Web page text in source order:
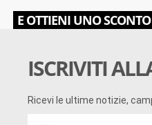
E OTTIENI UNO SCONTO
ISCRIVITI
Ricevi le ultime notizie,